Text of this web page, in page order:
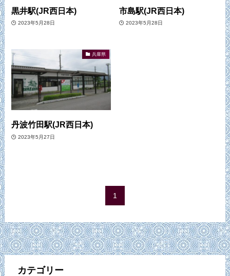
黒井駅(JR西日本)
2023年5月28日
市島駅(JR西日本)
2023年5月28日
兵庫県
丹波竹田駅(JR西日本)
2023年5月27日
1
カテゴリー